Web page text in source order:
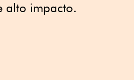
alto impacto.